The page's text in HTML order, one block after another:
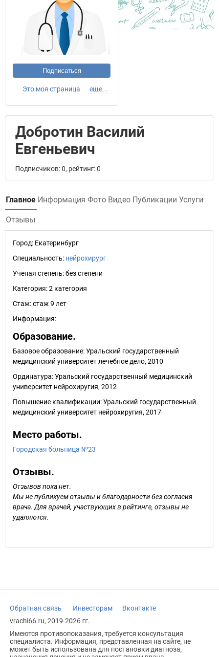
Подписаться
Это моя страница еще...
Добротин Василий
Евгеньевич
Подписчиков: 0, рейтинг: 0
Главное Информация Фото Видео Публикации Услуги
Отзывы
Город: Екатеринбург
Специальность: нейрохирург
Ученая степень:без степени
Категория:2 категория
Стаж:стаж 9 лет
Информация:
Образование.
Базовое образование: Уральский государственный
медицинский университет лечебное дело, 2010
Ординатура: Уральский государственный медицинский
университет нейрохиругия, 2012
Повышение квалификации: Уральский государственный
медицинский университет нейрохиругия, 2017
Место работы.
Городская больница №23
Отзывы.
Отзывов пока нет.
Мы не публикуем отзывы и благодарности без согласия
врача. Для врачей, участвующих в рейтинге, отзывы не
удаляются.
Обратная связь Инвесторам
Вконтакте
vrachi66.ru, 2019-2026 гг.
Имеются противопоказания, требуется консультация
специалиста. Информация, представленная на сайте, не
может быть использована для постановки диагноза,